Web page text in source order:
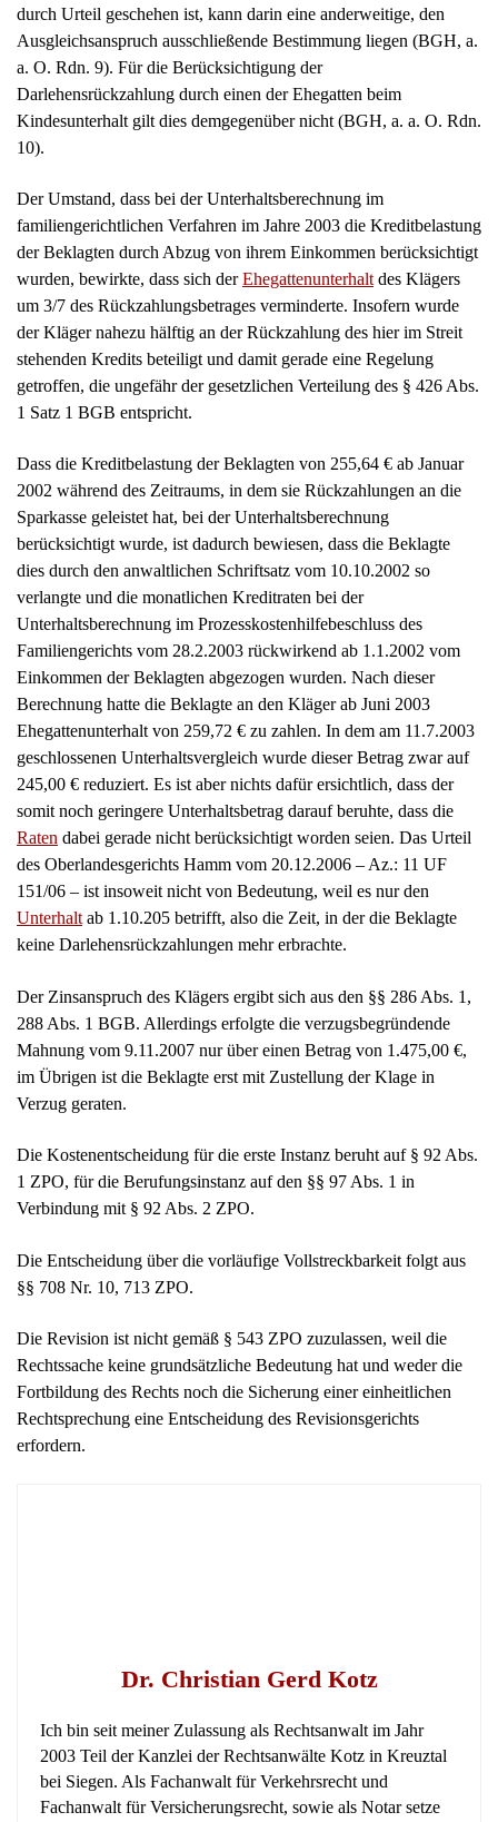
durch Urteil geschehen ist, kann darin eine anderweitige, den
Ausgleichsanspruch ausschließende Bestimmung liegen (BGH, a.
a. O. Rdn. 9). Für die Berücksichtigung der
Darlehensrückzahlung durch einen der Ehegatten beim
Kindesunterhalt gilt dies demgegenüber nicht (BGH, a. a. O. Rdn.
10).
Der Umstand, dass bei der Unterhaltsberechnung im
familiengerichtlichen Verfahren im Jahre 2003 die Kreditbelastung
der Beklagten durch Abzug von ihrem Einkommen berücksichtigt
wurden, bewirkte, dass sich derEhegattenunterhalt des Klägers
um 3/7 des Rückzahlungsbetrages verminderte. Insofern wurde
der Kläger nahezu hälftig an der Rückzahlung des hier im Streit
stehenden Kredits beteiligt und damit gerade eine Regelung
getroffen, die ungefähr der gesetzlichen Verteilung des § 426 Abs.
1 Satz 1 BGB entspricht.
Dass die Kreditbelastung der Beklagten von 255,64 € ab Januar
2002 während des Zeitraums, in dem sie Rückzahlungen an die
Sparkasse geleistet hat, bei der Unterhaltsberechnung
berücksichtigt wurde, ist dadurch bewiesen, dass die Beklagte
dies durch den anwaltlichen Schriftsatz vom 10.10.2002 so
verlangte und die monatlichen Kreditraten bei der
Unterhaltsberechnung im Prozesskostenhilfebeschluss des
Familiengerichts vom 28.2.2003 rückwirkend ab 1.1.2002 vom
Einkommen der Beklagten abgezogen wurden. Nach dieser
Berechnung hatte die Beklagte an den Kläger ab Juni 2003
Ehegattenunterhalt von 259,72 € zu zahlen. In dem am 11.7.2003
geschlossenen Unterhaltsvergleich wurde dieser Betrag zwar auf
245,00 € reduziert. Es ist aber nichts dafür ersichtlich, dass der
somit noch geringere Unterhaltsbetrag darauf beruhte, dass die
Raten dabei gerade nicht berücksichtigt worden seien. Das Urteil
des Oberlandesgerichts Hamm vom 20.12.2006 – Az.: 11 UF
151/06 – ist insoweit nicht von Bedeutung, weil es nur den
Unterhalt ab 1.10.205 betrifft, also die Zeit, in der die Beklagte
keine Darlehensrückzahlungen mehr erbrachte.
Der Zinsanspruch des Klägers ergibt sich aus den §§ 286 Abs. 1,
288 Abs. 1 BGB. Allerdings erfolgte die verzugsbegründende
Mahnung vom 9.11.2007 nur über einen Betrag von 1.475,00 €,
im Übrigen ist die Beklagte erst mit Zustellung der Klage in
Verzug geraten.
Die Kostenentscheidung für die erste Instanz beruht auf § 92 Abs.
1 ZPO, für die Berufungsinstanz auf den §§ 97 Abs. 1 in
Verbindung mit § 92 Abs. 2 ZPO.
Die Entscheidung über die vorläufige Vollstreckbarkeit folgt aus
§§ 708 Nr. 10, 713 ZPO.
Die Revision ist nicht gemäß § 543 ZPO zuzulassen, weil die
Rechtssache keine grundsätzliche Bedeutung hat und weder die
Fortbildung des Rechts noch die Sicherung einer einheitlichen
Rechtsprechung eine Entscheidung des Revisionsgerichts
erfordern.
Dr. Christian Gerd Kotz
Ich bin seit meiner Zulassung als Rechtsanwalt im Jahr
2003 Teil der Kanzlei der Rechtsanwälte Kotz in Kreuztal
bei Siegen. Als Fachanwalt für Verkehrsrecht und
Fachanwalt für Versicherungsrecht, sowie als Notar setze